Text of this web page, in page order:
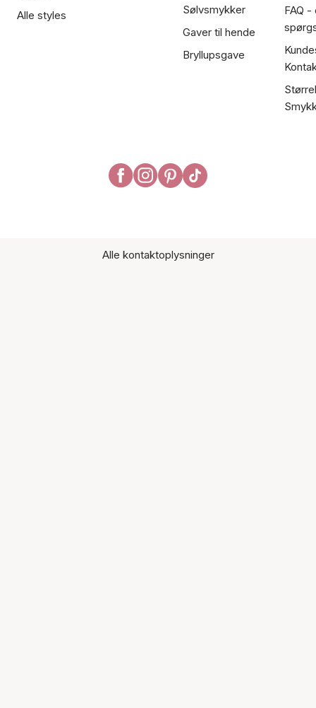
Alle styles
Sølvsmykker
Gaver til hende
Bryllupsgave
FAQ
Alle kontaktoplysninger